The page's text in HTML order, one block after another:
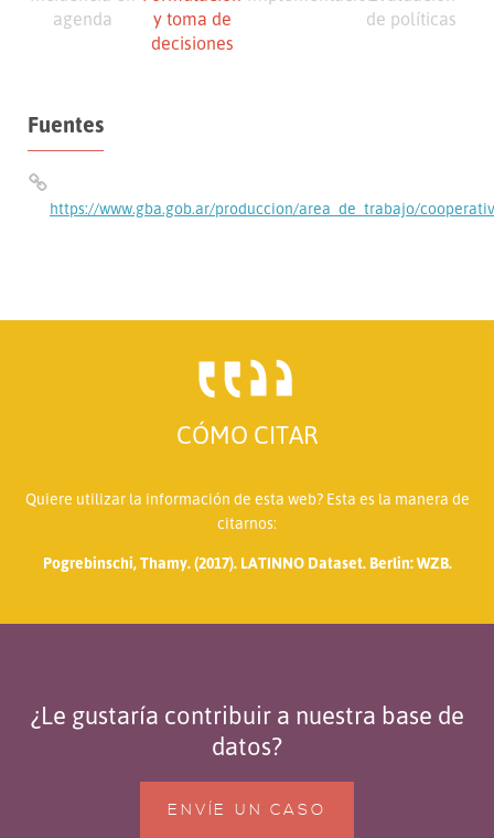
agenda
y toma de
decisiones
de políticas
Fuentes
https://www.gba.gob.ar/produccion/area_de_trabajo/
CÓMO CITAR
Quiere utilizar la información de esta web? Esta es la manera de
citarnos:
Pogrebinschi, Thamy. (2017). LATINNO Dataset. Berlin: WZB.
¿Le gustaría contribuir a nuestra base de
datos?
ENVÍE UN CASO